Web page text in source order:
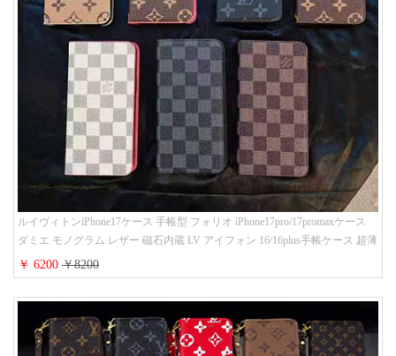
ルイヴィトンiPhone17ケース 手帳型 フォリオ iPhone17pro/17promaxケース
ダミエ モノグラム レザー 磁石内蔵 LV アイフォン 16/16plus手帳ケース 超薄
ビジネス風 メンズ レディース おしゃれ ブランドiphone15/14/13手帳型スマ
ホケース お 揃い
￥ 6200￥8200